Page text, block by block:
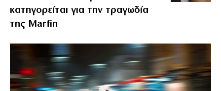
κατηγορείται για την τραγωδία
της Marfin